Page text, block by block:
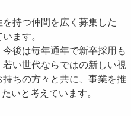
持つ仲間を広く募集した
ます。
後は毎年通年で新卒採用も
い世代ならではの新しい視
ちの方々と共に、事業を推
いと考えています。